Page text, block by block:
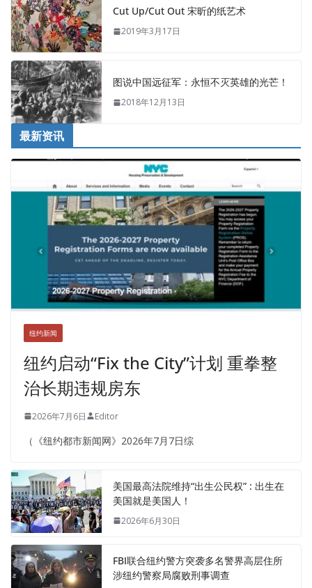
Cut Up/Cut Out 宋昕的纸艺术
2019年3月17日
图说中国远征军：永恒不灭英雄的光芒！
2018年12月13日
最新资讯
纽约新闻
纽约启动“Fix the City”计划 重拳整
治长期违规房东
2026年7月6日 Editor
（《纽约都市新闻网》2026年7月7日综
美国最高法院维持“出生公民权” : 出生在
美国就是美国人！
2026年6月30日
FBI联合纽约警方突袭多名警界高层住所
涉纽约警察局腐败刑事调查